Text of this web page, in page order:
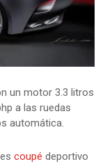
un motor 3.3 litros
a las ruedas
automática.
coupé deportivo